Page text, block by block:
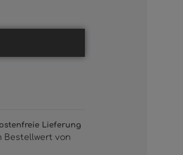
Lieferung
Bestellwert von